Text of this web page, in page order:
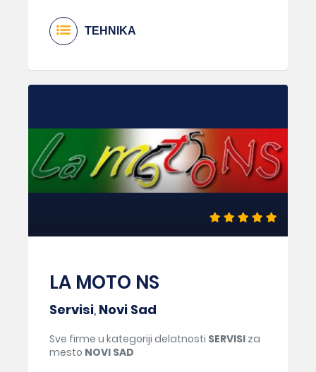
TEHNIKA
LA MOTO NS
Servisi, Novi Sad
Sve firme u kategoriji delatnosti SERVISI za
mesto NOVI SAD